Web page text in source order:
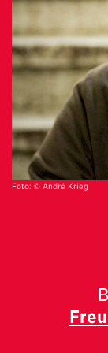
Foto: © André Krieg